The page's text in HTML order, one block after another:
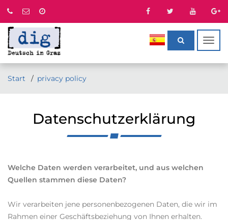
Start privacy policy
Datenschutzerklärung
Welche Daten werden verarbeitet, und aus welchen
Quellen stammen diese Daten?
Wir verarbeiten jene personenbezogenen Daten, die wir im
Rahmen einer Geschäftsbeziehung von Ihnen erhalten.